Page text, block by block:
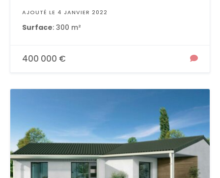
AJOUTÉ LE 4 JANVIER 2022
Surface: 300 m²
400 000 €